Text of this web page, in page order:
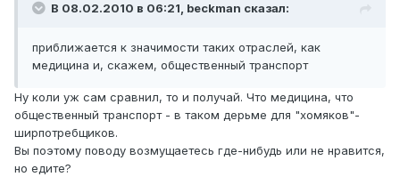
В 08.02.2010 в 06:21, beckman сказал:
приближается к значимости таких отраслей, как
медицина и, скажем, общественный транспорт
Ну коли уж сам сравнил, то и получай. Что медицина, что
общественный транспорт - в таком дерьме для "хомяков"-
ширпотребщиков.
Вы поэтому поводу возмущаетесь где-нибудь или не нравится,
но едите?